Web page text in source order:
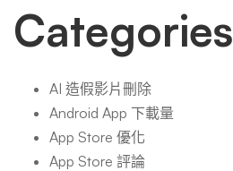
Categories
AI 造假影片刪除
Android App 下載量
App Store 優化
App Store 評論